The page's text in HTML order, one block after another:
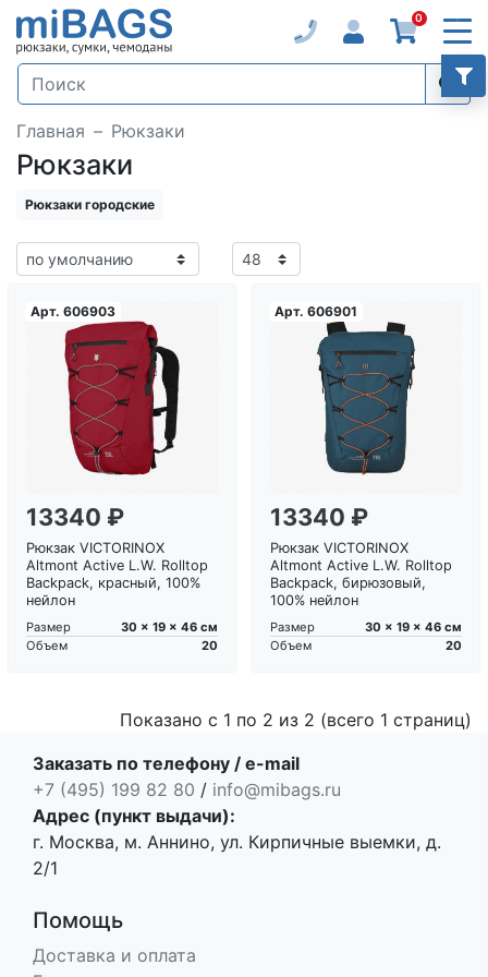
0
Главная Рюкзаки
Рюкзаки
Рюкзаки городские
Арт. 606903
Загрузка...
13340 ₽
Рюкзак VICTORINOX
Altmont Active L.W. Rolltop
Backpack, красный, 100%
нейлон
Размер
30 x 19 x 46 см
Объем
20
Арт. 606901
Загрузка...
13340 ₽
Рюкзак VICTORINOX
Altmont Active L.W. Rolltop
Backpack, бирюзовый,
100% нейлон
Размер
30 x 19 x 46 см
Объем
20
Показано с 1 по 2 из 2 (всего 1 страниц)
Заказать по телефону / e-mail
+7 (495) 199 82 80 / info@mibags.ru
Адрес (пункт выдачи):
г. Москва, м. Аннино, ул. Кирпичные выемки, д.
2/1
Помощь
Доставка и оплата